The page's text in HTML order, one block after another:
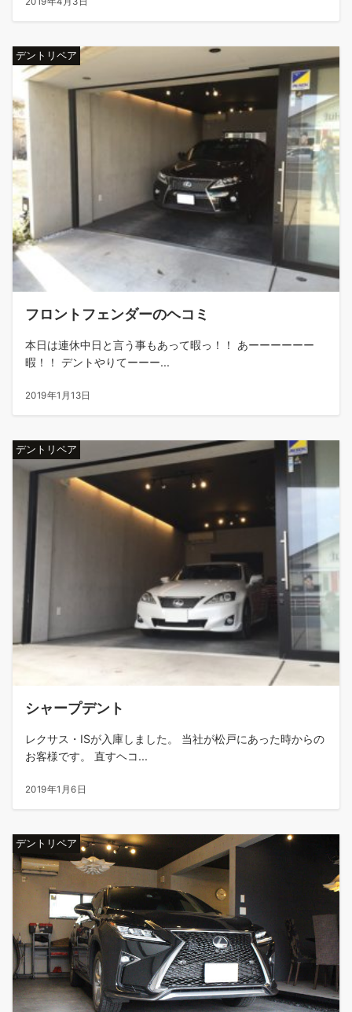
デントリペア
フロントフェンダーのヘコミ
本日は連休中日と言う事もあって暇っ！！ あーーーーーー
暇！！ デントやりてーーー...
2019年1月13日
デントリペア
シャープデント
レクサス・ISが入庫しました。 当社が松戸にあった時からの
お客様です。 直すヘコ...
2019年1月6日
デントリペア